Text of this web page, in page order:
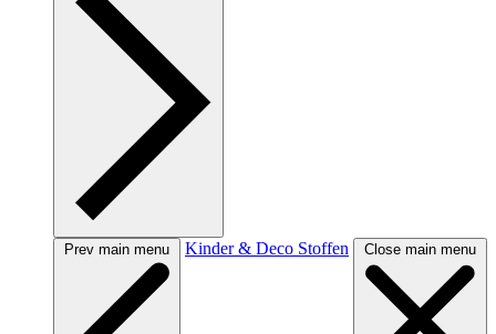
Prev main menu Kinder & Deco Stoffen Close main menu